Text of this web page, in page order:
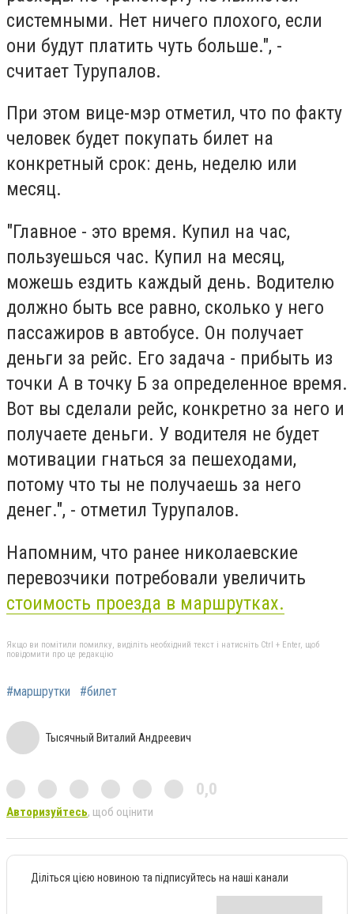
системными. Нет ничего плохого, если
они будут платить чуть больше.", -
считает Турупалов.
При этом вице-мэр отметил, что по факту
человек будет покупать билет на
конкретный срок: день, неделю или
месяц.
"Главное - это время. Купил на час,
пользуешься час. Купил на месяц,
можешь ездить каждый день. Водителю
должно быть все равно, сколько у него
пассажиров в автобусе. Он получает
деньги за рейс. Его задача - прибыть из
точки А в точку Б за определенное время.
Вот вы сделали рейс, конкретно за него и
получаете деньги. У водителя не будет
мотивации гнаться за пешеходами,
потому что ты не получаешь за него
денег.", - отметил Турупалов.
Напомним, что ранее николаевские
перевозчики потребовали увеличить
стоимость проезда в маршрутках.
Якщо ви помітили помилку, виділіть необхідний текст і натисніть Ctrl + Enter, щоб
повідомити про це редакцію
#маршрутки #билет
Тысячный Виталий Андреевич
0,0
Авторизуйтесь, щоб оцінити
Діліться цією новиною та підписуйтесь на наші канали